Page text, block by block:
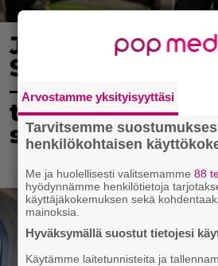
Junayhteys
Suomen ja
– samalla alkaa
tullivalvonta:
saa tuoda
Arvostamme yksityisyyttäsi
Tarvitsemme
henkilökohtaisen
Me ja huolellisesti valitsemamme88
hyödynnämme henkilötietoja
käyttäjäkokemuksen sekä
mainoksia.
Hyväksymällä suostut tietojesi
Käytämme laitetunnisteita ja